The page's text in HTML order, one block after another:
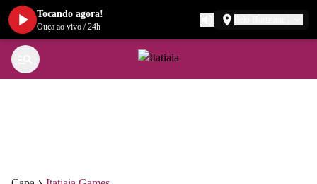
Tocando agora!
Ouça ao vivo /24h